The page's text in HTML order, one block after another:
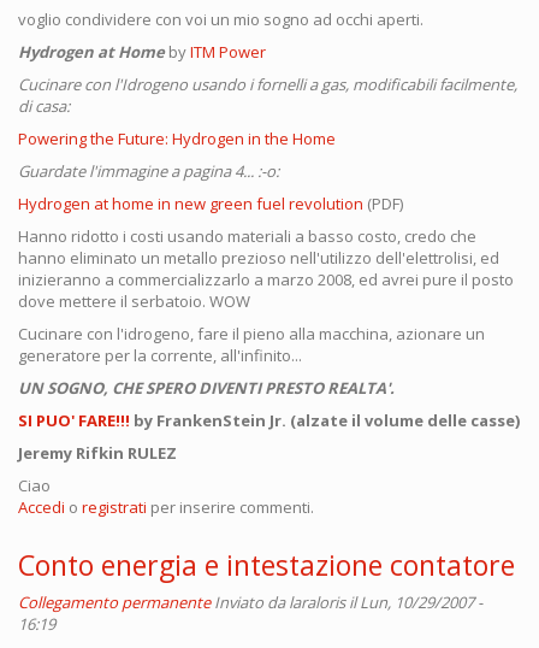
voglio condividere con voi un mio sogno ad occhi aperti.
Hydrogen at HomebyITM Power
Cucinare con l'Idrogeno usando i fornelli a gas, modificabili facilmente,
di casa:
Powering the Future: Hydrogen in the Home
Guardate l'immagine a pagina 4... :-o:
Hydrogen at home in new green fuel revolution (PDF)
Hanno ridotto i costi usando materiali a basso costo, credo che
hanno eliminato un metallo prezioso nell'utilizzo dell'elettrolisi, ed
inizieranno a commercializzarlo a marzo 2008, ed avrei pure il posto
dove mettere il serbatoio. WOW
Cucinare con l'idrogeno, fare il pieno alla macchina, azionare un
generatore per la corrente, all'infinito...
UN SOGNO, CHE SPERO DIVENTI PRESTO REALTA'.
SI PUO' FARE!!! by FrankenStein Jr. (alzate il volume delle casse)
Jeremy Rifkin RULEZ
Ciao
Accedi o registrati per inserire commenti.
Conto energia e intestazione contatore
Collegamento permanente Inviato dalaralorisil Lun, 10/29/2007 -
16:19